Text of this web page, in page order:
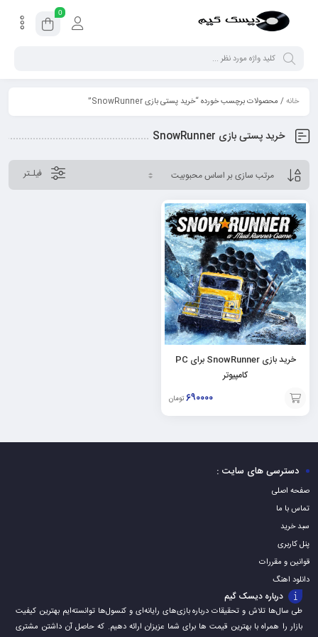
0
خانه/ محصولات برچسب خورده “خرید پستی بازی SnowRunner”
خرید پستی بازی SnowRunner
فیلـتر
خرید بازی SnowRunner برای PC
کامپیوتر
۶۹۰۰۰۰ تومان
افزودن
به
دسترسی های سایت :
صفحه اصلی
تماس با ما
سبد خرید
پنل کاربری
قوانین و مقررات
دانلود اهنگ
درباره دیسک گیم
طی سال‌ها تلاش و تحقیقات درباره بازی‌های رایانه‌ای و کنسول‌ها توانسته‌ایم بهترین کیفیت
بازار را همراه با بهترین قیمت ها برای شما عزیزان ارائه دهیم. که حاصل آن داشتن مشتری